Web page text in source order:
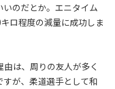
のだとか。エニタイム
ロ程度の減量に成功しま
は、周りの友人が多く
が、柔道選手として和